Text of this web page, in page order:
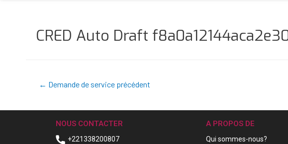
CRED Auto Draft
← Demande de service précédent
NOUS CONTACTER
+221338200807
A PROPOS DE
Qui sommes-nous?